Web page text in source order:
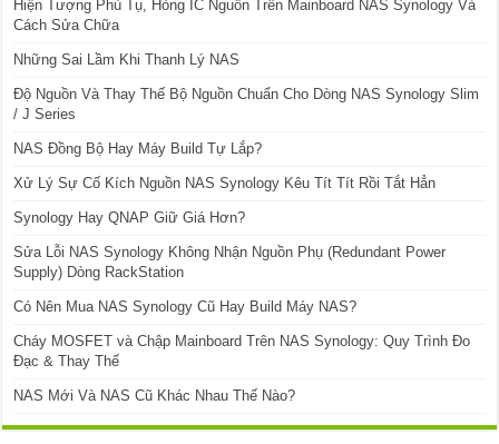
Hiện Tượng Phù Tụ, Hỏng IC Nguồn Trên Mainboard NAS Synology Và
Cách Sửa Chữa
Những Sai Lầm Khi Thanh Lý NAS
Độ Nguồn Và Thay Thế Bộ Nguồn Chuẩn Cho Dòng NAS Synology Slim
/ J Series
NAS Đồng Bộ Hay Máy Build Tự Lắp?
Xử Lý Sự Cố Kích Nguồn NAS Synology Kêu Tít Tít Rồi Tắt Hẳn
Synology Hay QNAP Giữ Giá Hơn?
Sửa Lỗi NAS Synology Không Nhận Nguồn Phụ (Redundant Power
Supply) Dòng RackStation
Có Nên Mua NAS Synology Cũ Hay Build Máy NAS?
Cháy MOSFET và Chập Mainboard Trên NAS Synology: Quy Trình Đo
Đạc & Thay Thế
NAS Mới Và NAS Cũ Khác Nhau Thế Nào?